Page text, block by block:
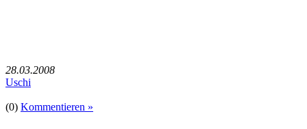
28.03.2008
Uschi
(0) Kommentieren »